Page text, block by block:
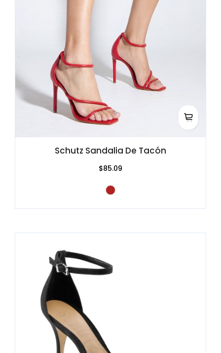
Schutz Sandalia De Tacón
$85.09